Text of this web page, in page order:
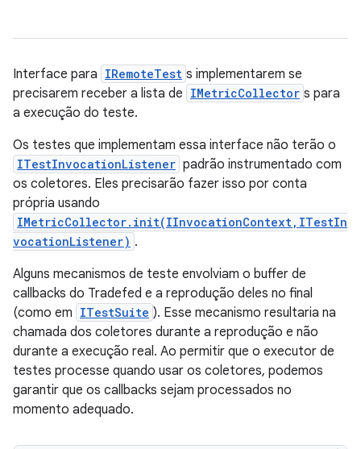
Interface para IRemoteTest s implementarem se
precisarem receber a lista de IMetricCollector s para
a execução do teste.
Os testes que implementam essa interface não terão o
ITestInvocationListener padrão instrumentado com
os coletores. Eles precisarão fazer isso por conta
própria usando
IMetricCollector.init(IInvocationContext,ITestIn
vocationListener) .
Alguns mecanismos de teste envolviam o buffer de
callbacks do Tradefed e a reprodução deles no final
(como em ITestSuite ). Esse mecanismo resultaria na
chamada dos coletores durante a reprodução e não
durante a execução real. Ao permitir que o executor de
testes processe quando usar os coletores, podemos
garantir que os callbacks sejam processados no
momento adequado.